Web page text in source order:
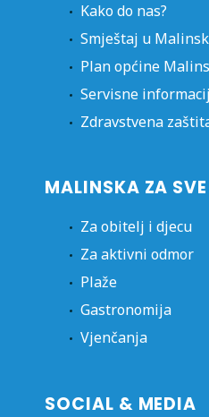
Kako do nas?
Smještaj u
Plan općine
Servisne
Zdravstvena
MALINSKA ZA SVE
Za obitelj i djecu
Za aktivni odmor
Plaže
Gastronomija
Vjenčanja
SOCIAL & MEDIA